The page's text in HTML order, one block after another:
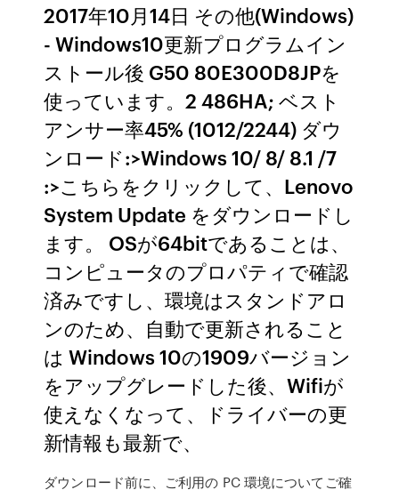
2017年10月14日 その他(Windows)
- Windows10更新プログラムイン
ストール後 G50 80E300D8JPを
使っています。2 486HA; ベスト
アンサー率45% (1012/2244) ダウ
ンロード:>Windows 10/ 8/ 8.1 /7
:>こちらをクリックして、Lenovo
System Update をダウンロードし
ます。 OSが64bitであることは、
コンピュータのプロパティで確認
済みですし、環境はスタンドアロ
ンのため、自動で更新されること
は Windows 10の1909バージョン
をアップグレードした後、Wifiが
使えなくなって、ドライバーの更
新情報も最新で、
ダウンロード前に、ご利用の PC 環境についてご確